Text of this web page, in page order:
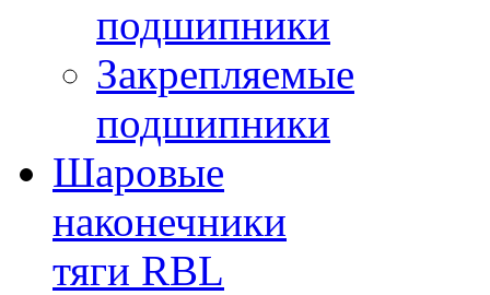
подшипники
Закрепляемые
подшипники
Шаровые
наконечники
тяги RBL